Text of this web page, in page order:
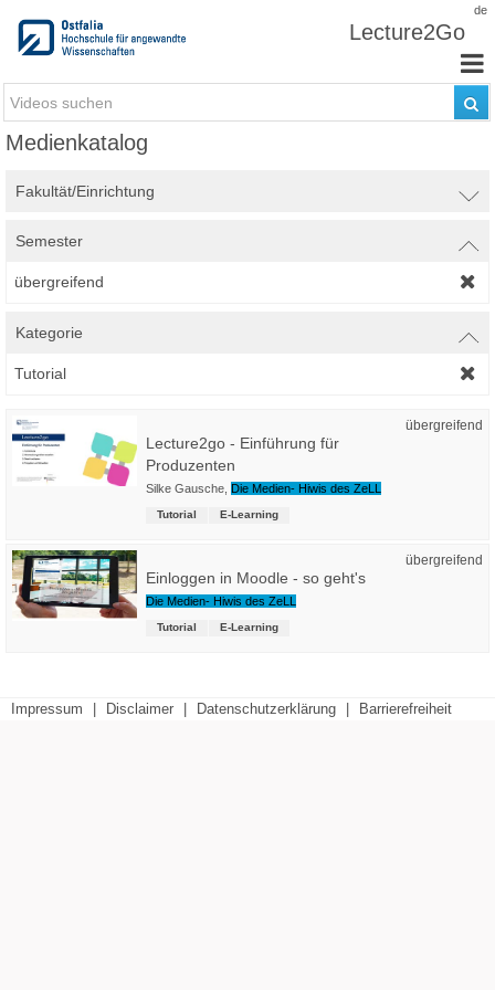
de
Lecture2Go
Medienkatalog
Fakultät/Einrichtung
Semester
übergreifend
Kategorie
Tutorial
übergreifend
Lecture2go - Einführung für
Produzenten
Silke Gausche Die Medien- Hiwis des ZeLL
Tutorial E-Learning
übergreifend
Einloggen in Moodle - so geht's
Die Medien- Hiwis des ZeLL
Tutorial E-Learning
Impressum Disclaimer Datenschutzerklärung Barrierefreiheit